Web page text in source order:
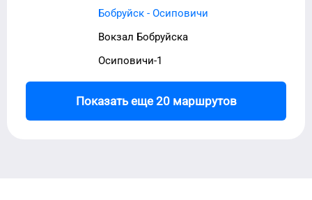
Бобруйск - Осиповичи
Вокзал Бобруйска
Осиповичи-1
Показать еще 20 маршрутов